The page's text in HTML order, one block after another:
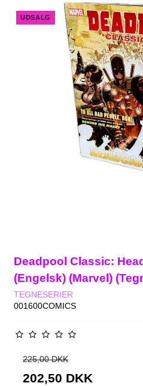
UDSALG
Deadpool Classic:
(Engelsk) (Marvel)
TEGNESERIER
001600COMICS
225,00 DKK
202,50 DKK